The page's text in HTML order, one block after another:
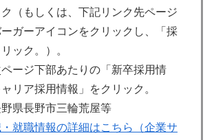
（もしくは、下記リンク先ページ
ーガーアイコンをクリックし、「採
ック。）。
ページ下部あたりの「新卒採用情
リア採用情報」をクリック。
野県長野市三輪荒屋等
就職情報の詳細はこちら（企業サ